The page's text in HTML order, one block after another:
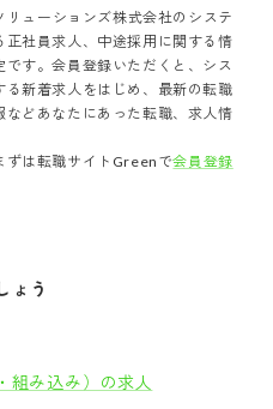
リューションズ株式会社の システ
正社員求人、中途採用に関する情
す。会員登録いただくと、 シス
る新着求人をはじめ、最新の転職
どあなたにあった転職、求人情
ずは転職サイトGreenで会員登録
ょう
組み込み）の求人